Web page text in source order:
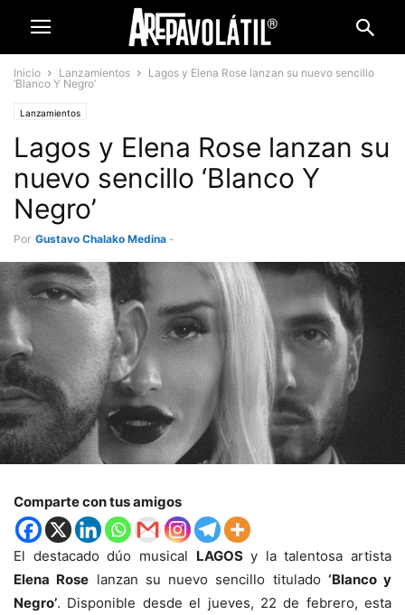
Inicio Lanzamientos
Lagos y Elena Rose lanzan su nuevo sencillo
‘Blanco Y Negro’
Lanzamientos
Lagos y Elena Rose lanzan su
nuevo sencillo ‘Blanco Y
Negro’
Por Gustavo Chalako Medina -
Comparte con tus amigos
El destacado dúo musical LAGOSy la talentosa artista
Elena Rose lanzan su nuevo sencillo titulado ‘Blanco y
Negro’. Disponible desde el jueves, 22 de febrero, esta